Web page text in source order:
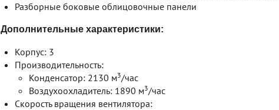
Разборные боковые облицовочные панели
Дополнительные характеристики:
Корпус: 3
Производительность:
Конденсатор: 2130 м3/час
Воздухоохладитель: 1890 м3/час
Скорость вращения вентилятора: